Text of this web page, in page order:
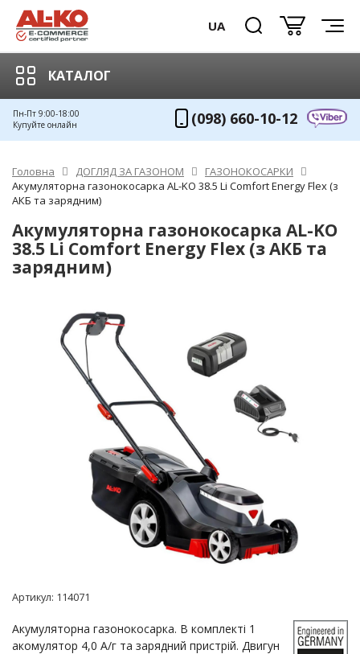
UA
КАТАЛОГ
Пн-Пт 9:00-18:00
Купуйте онлайн
(098) 660-10-12
Головна ДОГЛЯД ЗА ГАЗОНОМ
ГАЗОНОКОСАРКИ
Акумуляторна газонокосарка AL-KO 38.5 Li Comfort Energy Flex (з
АКБ та зарядним)
Акумуляторна газонокосарка AL-KO
38.5 Li Comfort Energy Flex (з АКБ та
зарядним)
Артикул: 114071
Акумуляторна газонокосарка. В комплекті 1
акомулятор 4,0 А/г та зарядний пристрій. Двигун